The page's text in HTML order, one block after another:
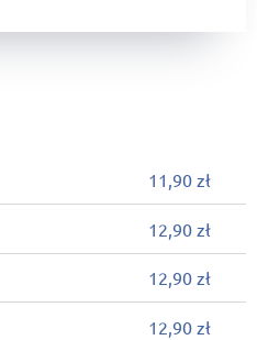
11,90 zł
12,90 zł
12,90 zł
12,90 zł